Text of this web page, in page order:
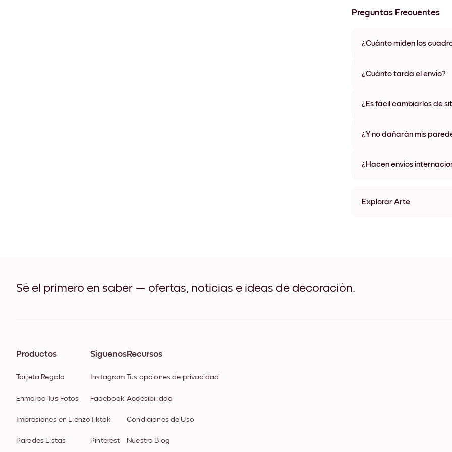
Preguntas Frecuentes
¿Cuánto miden los
materiales y colores de
¿Cuánto tarda el envío?
algunos países. Te
¿Es fácil cambiarlos de
¿Y no dañarán mis
¿Hacen envíos
Explorar Arte
Sé el primero en saber — ofertas, noticias e ideas de decoración.
Productos
Tarjeta Regalo
Enmarca Tus Fotos
Impresiones en Lienzo
Paredes Listas
Síguenos
Instagram
Facebook
Tiktok
Pinterest
Recursos
Tus opciones de privacidad
Accesibilidad
Condiciones de Uso
Nuestro Blog